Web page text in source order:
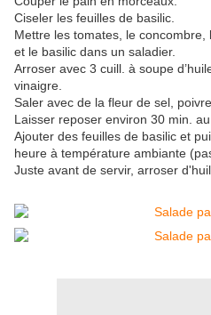
Ciseler les feuilles de basilic.
Mettre les tomates, le
et le basilic dans un saladier.
Arroser avec 3 cuill. à soupe
vinaigre.
Saler avec de la fleur de sel,
Laisser reposer environ 30 min.
Ajouter des feuilles de basilic et
heure à température ambiante
Juste avant de servir, arroser